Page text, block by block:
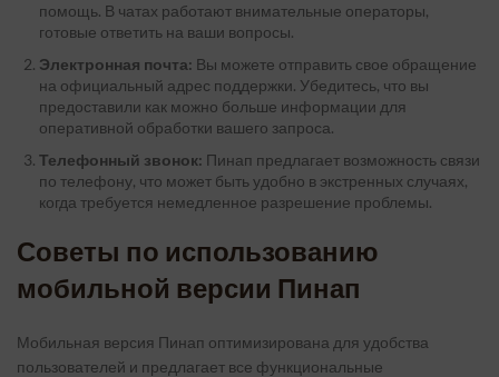
помощь. В чатах работают внимательные операторы,
готовые ответить на ваши вопросы.
Электронная почта: Вы можете отправить свое обращение
на официальный адрес поддержки. Убедитесь, что вы
предоставили как можно больше информации для
оперативной обработки вашего запроса.
Телефонный звонок: Пинап предлагает возможность связи
по телефону, что может быть удобно в экстренных случаях,
когда требуется немедленное разрешение проблемы.
Советы по использованию
мобильной версии Пинап
Мобильная версия Пинап оптимизирована для удобства
пользователей и предлагает все функциональные